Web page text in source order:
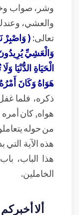
وشر، صواب
والعشي،
تعالى:( وَاصْبِرْ
وَالْعَشِيِّ
الْحَيَاةِ الدُّنْيَا
هَوَاهُ وَكَانَ
ذكره، فلما
هواه, كان أمره
من حوله
هذه الآية التي
هذا الباب،
الخاملين.
ألا